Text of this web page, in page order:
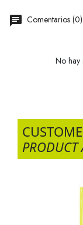
Comentarios (0)
No hay
PRODUCT